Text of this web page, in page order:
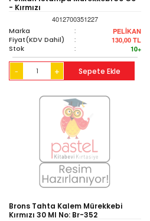
- Kırmızı
4012700351227
Marka
: PELİKAN
Fiyat(KDV Dahil) : 130,00 TL
Stok : 10+
- + Sepete Ekle
Brons Tahta Kalem Mürekkebi
Kırmızı 30 Ml No: Br-352